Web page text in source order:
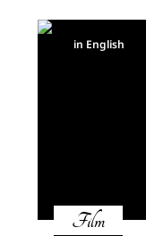
in English
Film